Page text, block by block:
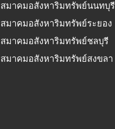
สมาคมอสังหาริมทรัพย์นนทบุรี
สมาคมอสังหาริมทรัพย์ระยอง
สมาคมอสังหาริมทรัพย์ชลบุรี
สมาคมอสังหาริมทรัพย์สงขลา